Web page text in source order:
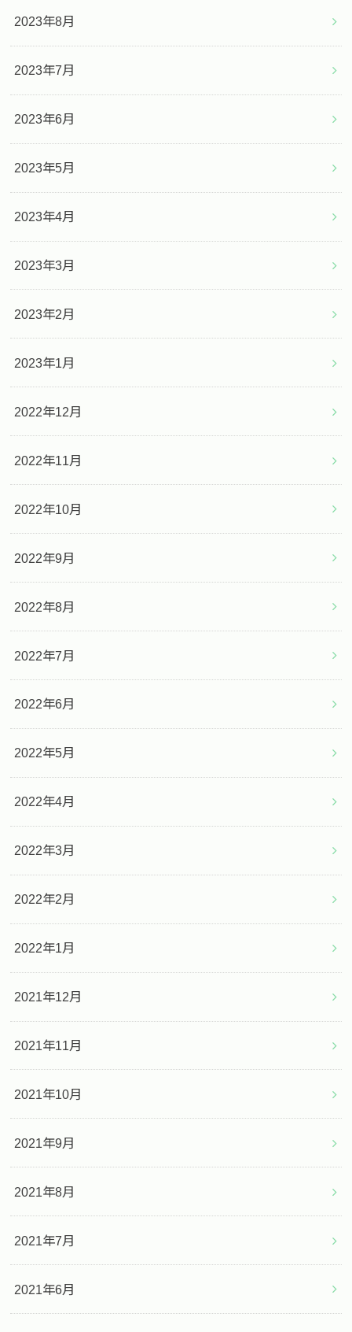
2023年8月
2023年7月
2023年6月
2023年5月
2023年4月
2023年3月
2023年2月
2023年1月
2022年12月
2022年11月
2022年10月
2022年9月
2022年8月
2022年7月
2022年6月
2022年5月
2022年4月
2022年3月
2022年2月
2022年1月
2021年12月
2021年11月
2021年10月
2021年9月
2021年8月
2021年7月
2021年6月